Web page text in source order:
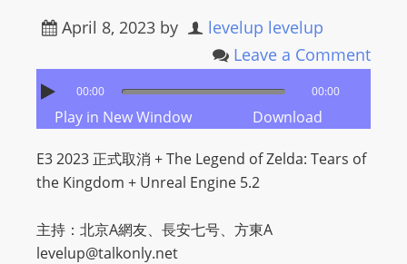
April 8, 2023 by
levelup levelup
Leave a Comment
00:00 00:00
Play in New Window Download
E3 2023 正式取消 + The Legend of Zelda: Tears of
the Kingdom + Unreal Engine 5.2
主持：北京A網友、長安七号、方東A
levelup@talkonly.net